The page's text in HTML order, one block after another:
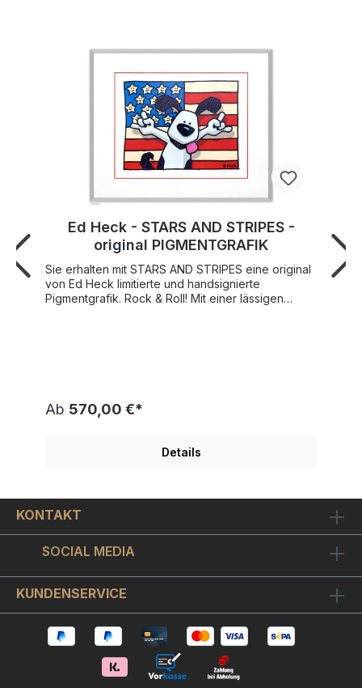
Ed Heck - STARS AND STRIPES -
original PIGMENTGRAFIK
Sie erhalten mit STARS AND STRIPES eine original
von Ed Heck limitierte und handsignierte
Pigmentgrafik. Rock & Roll! Mit einer lässigen
Begeisterung auf dem Kunstmarkt. Seine Arbeiten
Farbtönen mit kräftiger Kontur. Ed Heck setzt dabei
ganz bewusst auf die Reduktion von Details und
Charme und Optimismus versprühen. Häufig
wiederkehrende Motive in Hecks Arbeiten sind
Tiere, vor allem der kleine schwarz-weiß
gefleckte Hund mit dem oft treu-lieben, oft
perplexen Blick.Das Kunstwerk ist handsigniert
und auf nur 350 Exemplare weltweit limitiert und
einzeln nummeriert. Die Nummerierung ist nur ein
Ed Heck einen Alurahmen in Silber mit Doppel-
Passepartout sowie bruchfestem Bilderglas
bestellen. Mit Rahmen hat das Bild ein Format von
ca. 60x50 cm. Weitere Ed Heck Bilder Kunst
Ab 570,00 €*
Details
KONTAKT
SOCIAL MEDIA
KUNDENSERVICE